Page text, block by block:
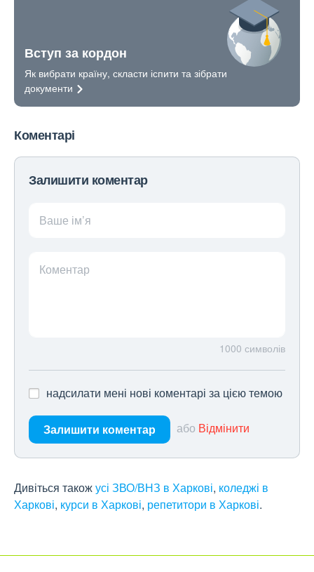
Вступ за кордон
Як вибрати країну, скласти іспити та зібрати
документи
Коментарі
Залишити коментар
Ваше ім’я
Коментар
1000 символів
надсилати мені нові коментарі за цією темою
Залишити коментар або Відмінити
Дивіться такожусі ЗВО/ВНЗ в Харкові, коледжі в
Харкові, курси в Харкові, репетитори в Харкові.